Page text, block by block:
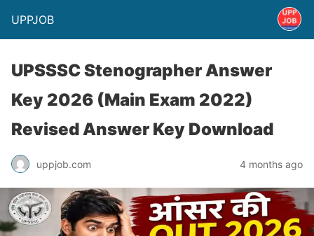
UPPJOB
UPSSSC Stenographer Answer
Key 2026 (Main Exam 2022)
Revised Answer Key Download
uppjob.com 4 months ago